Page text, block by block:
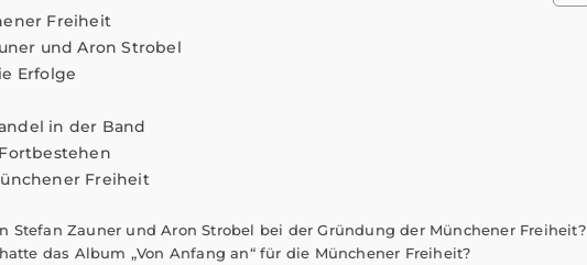
Freiheit
und Aron Strobel
Erfolge
in der Band
Freiheit
Stefan Zauner und Aron Strobel bei der Gründung der Münchener Freiheit?
das Album „Von Anfang an“ für die Münchener Freiheit?